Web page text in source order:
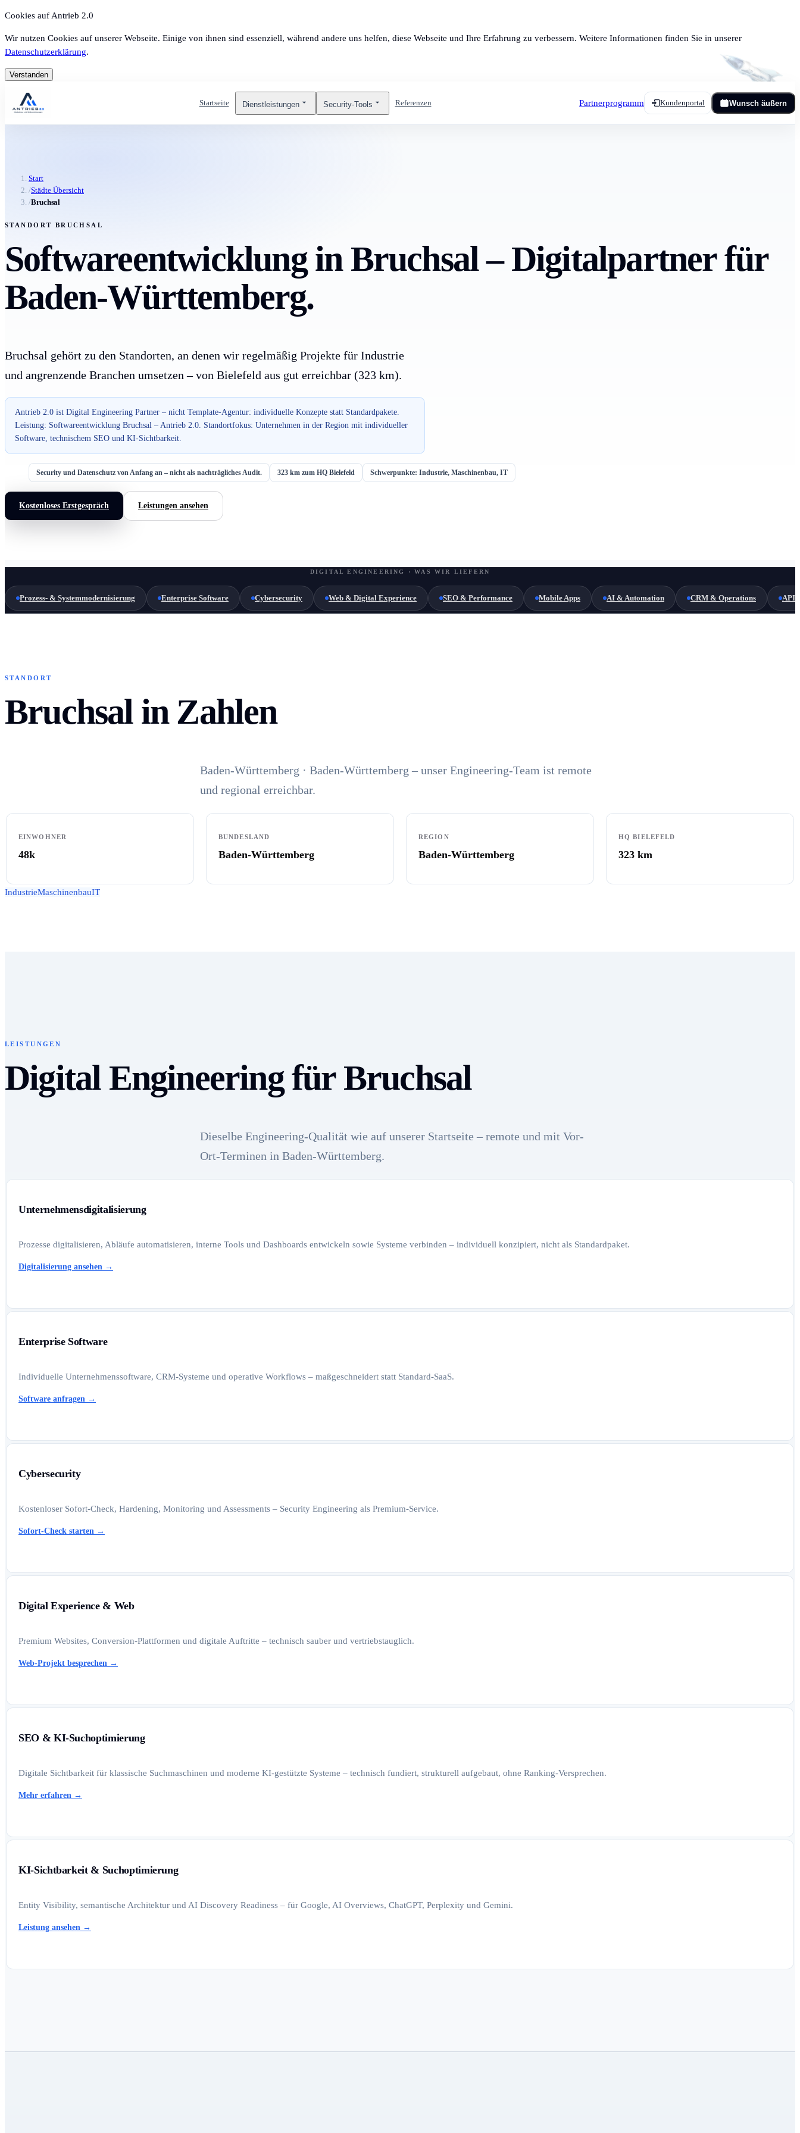
Cookies auf Antrieb 2.0
Wir nutzen Cookies auf unserer Webseite. Einige von ihnen sind essenziell, während andere uns helfen, diese Webseite und Ihre Erfahrung zu verbessern. Weitere Informationen finden Sie in unserer
Datenschutzerklärung.
Verstanden
Startseite Dienstleistungen Security-Tools Referenzen Partnerprogramm Kundenportal Wunsch äußern
Start
/Städte Übersicht
/Bruchsal
STANDORT BRUCHSAL
Softwareentwicklung in Bruchsal – Digitalpartner für
Baden-Württemberg.
Bruchsal gehört zu den Standorten, an denen wir regelmäßig Projekte für Industrie
und angrenzende Branchen umsetzen – von Bielefeld aus gut erreichbar (323 km).
Antrieb 2.0 ist Digital Engineering Partner – nicht Template-Agentur: individuelle Konzepte statt Standardpakete.
Leistung: Softwareentwicklung Bruchsal – Antrieb 2.0. Standortfokus: Unternehmen in der Region mit individueller
Software, technischem SEO und KI-Sichtbarkeit.
Security und Datenschutz von Anfang an – nicht als nachträgliches Audit. 323 km zum HQ Bielefeld Schwerpunkte: Industrie, Maschinenbau, IT
Kostenloses Erstgespräch Leistungen ansehen
DIGITAL ENGINEERING · WAS WIR LIEFERN
Prozess- & Systemmodernisierung Enterprise Software Cybersecurity Web & Digital Experience SEO & Performance Mobile Apps AI & Automation CRM & Operations API
STANDORT
Bruchsal in Zahlen
Baden-Württemberg · Baden-Württemberg – unser Engineering-Team ist remote
und regional erreichbar.
EINWOHNER
48k
BUNDESLAND
Baden-Württemberg
REGION
Baden-Württemberg
HQ BIELEFELD
323 km
IndustrieMaschinenbauIT
LEISTUNGEN
Digital Engineering für Bruchsal
Dieselbe Engineering-Qualität wie auf unserer Startseite – remote und mit Vor-
Ort-Terminen in Baden-Württemberg.
Unternehmensdigitalisierung
Prozesse digitalisieren, Abläufe automatisieren, interne Tools und Dashboards entwickeln sowie Systeme verbinden – individuell konzipiert, nicht als Standardpaket.
Digitalisierung ansehen →
Enterprise Software
Individuelle Unternehmenssoftware, CRM-Systeme und operative Workflows – maßgeschneidert statt Standard-SaaS.
Software anfragen →
Cybersecurity
Kostenloser Sofort-Check, Hardening, Monitoring und Assessments – Security Engineering als Premium-Service.
Sofort-Check starten →
Digital Experience & Web
Premium Websites, Conversion-Plattformen und digitale Auftritte – technisch sauber und vertriebstauglich.
Web-Projekt besprechen →
SEO & KI-Suchoptimierung
Digitale Sichtbarkeit für klassische Suchmaschinen und moderne KI-gestützte Systeme – technisch fundiert, strukturell aufgebaut, ohne Ranking-Versprechen.
Mehr erfahren →
KI-Sichtbarkeit & Suchoptimierung
Entity Visibility, semantische Architektur und AI Discovery Readiness – für Google, AI Overviews, ChatGPT, Perplexity und Gemini.
Leistung ansehen →